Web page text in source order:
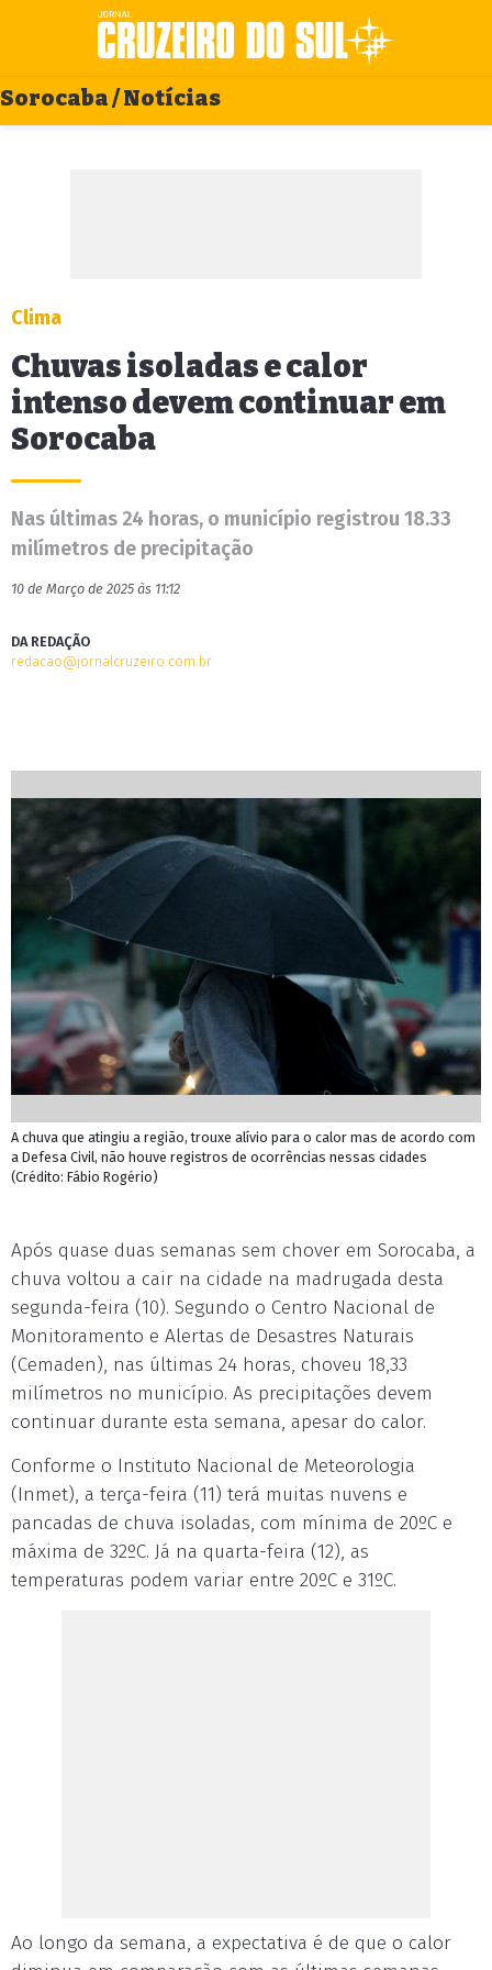
Sorocaba / Notícias
Clima
Chuvas isoladas e calor
intenso devem continuar em
Sorocaba
Nas últimas 24 horas, o município registrou 18.33
milímetros de precipitação
10 de Março de 2025 às 11:12
DA REDAÇÃO
redacao@jornalcruzeiro.com.br
A chuva que atingiu a região, trouxe alívio para o calor mas de acordo com
a Defesa Civil, não houve registros de ocorrências nessas cidades
(Crédito: Fábio Rogério)
Após quase duas semanas sem chover em Sorocaba, a
chuva voltou a cair na cidade na madrugada desta
segunda-feira (10). Segundo o Centro Nacional de
Monitoramento e Alertas de Desastres Naturais
(Cemaden), nas últimas 24 horas, choveu 18,33
milímetros no município. As precipitações devem
continuar durante esta semana, apesar do calor.
Conforme o Instituto Nacional de Meteorologia
(Inmet), a terça-feira (11) terá muitas nuvens e
pancadas de chuva isoladas, com mínima de 20ºC e
máxima de 32ºC. Já na quarta-feira (12), as
temperaturas podem variar entre 20ºC e 31ºC.
Ao longo da semana, a expectativa é de que o calor